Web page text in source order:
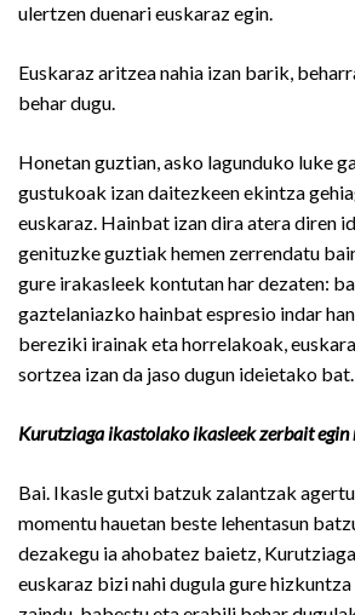
ulertzen duenari euskaraz egin.
Euskaraz aritzea nahia izan barik,
behar dugu.
Honetan guztian, asko lagunduko luke
gustukoak izan daitezkeen ekintza
euskaraz. Hainbat izan dira atera diren
genituzke guztiak hemen zerrendatu
gure irakasleek kontutan har dezaten:
gaztelaniazko hainbat espresio indar
bereziki irainak eta horrelakoak,
sortzea izan da jaso dugun ideietako bat.
Kurutziaga ikastolako ikasleek zerbait egin
Bai. Ikasle gutxi batzuk zalantzak
momentu hauetan beste lehentasun
dezakegu ia ahobatez baietz,
euskaraz bizi nahi dugula gure